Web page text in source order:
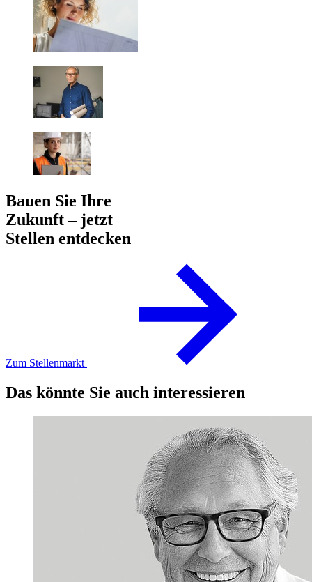
Bauen Sie Ihre
Zukunft – jetzt
Stellen entdecken
Zum Stellenmarkt
Das könnte Sie auch interessieren